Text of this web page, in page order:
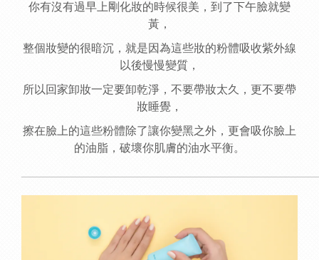
你有沒有過早上剛化妝的時候很美，到了下午臉就變
黃，
整個妝變的很暗沉，就是因為這些妝的粉體吸收紫外線
以後慢慢變質，
所以回家卸妝一定要卸乾淨，不要帶妝太久，更不要帶
妝睡覺，
擦在臉上的這些粉體除了讓你變黑之外，更會吸你臉上
的油脂，破壞你肌膚的油水平衡。